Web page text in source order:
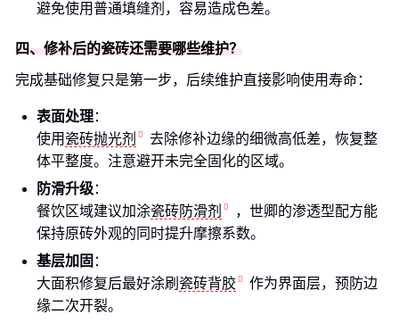
避免使用普通填缝剂，容易造成色差。
四、修补后的瓷砖还需要哪些维护？
完成基础修复只是第一步，后续维护直接影响使用寿命：
表面处理：
使用瓷砖抛光剂
去除修补边缘的细微高低差，恢复整
体平整度。注意避开未完全固化的区域。
防滑升级：
餐饮区域建议加涂瓷砖防滑剂
，世卿的渗透型配方能
保持原砖外观的同时提升摩擦系数。
基层加固 ：
大面积修复后最好涂刷 瓷砖背胶
作为界面层，预防边
缘二次开裂。